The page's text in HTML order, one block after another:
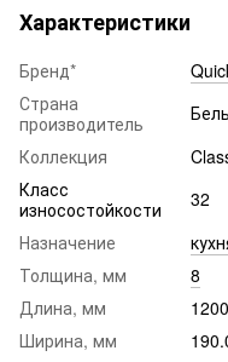
Характеристики
Бренд*
Страна
производитель
Коллекция
Класс
износостойкости
32
Назначение
Толщина, мм
8
Длина, мм
1200
Ширина, мм